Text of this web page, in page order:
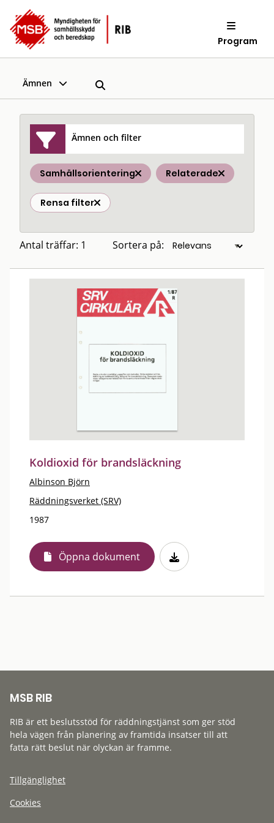
Program
Ämnen
Ämnen och filter
Samhällsorientering Relaterade
Rensa filter
Antal träffar: 1 Sortera på:
Koldioxid för brandsläckning
Albinson Björn
Räddningsverket (SRV)
1987
Öppna dokument
MSB RIB
RIB är ett beslutsstöd för räddningstjänst som ger stöd
hela vägen från planering av framtida insatser till att
fatta rätt beslut när olyckan är framme.
Tillgänglighet
Cookies